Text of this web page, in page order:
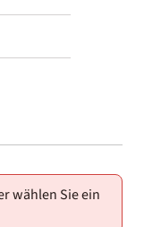
wählen Sie ein